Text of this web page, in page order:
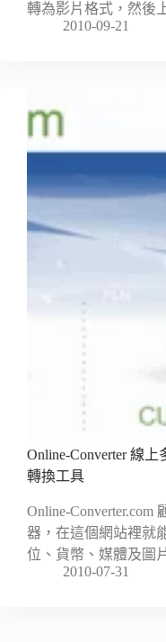
轉為影片格式，然後
2010-09-21
Online-Converter 線
轉換工具
Online-Converter.com
器，在這個網站裡就
位、貨幣、媒體及圖
2010-07-31